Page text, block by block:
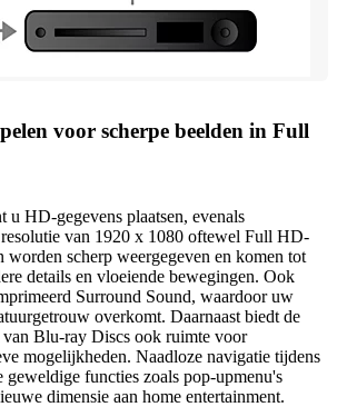
voor scherpe beelden in Full
HD-gegevens plaatsen, evenals
van 1920 x 1080 oftewel Full HD-
worden scherp weergegeven en komen tot
details en vloeiende bewegingen. Ook
Surround Sound, waardoor uw
overkomt. Daarnaast biedt de
van Blu-ray Discs ook ruimte voor
mogelijkheden. Naadloze navigatie tijdens
geweldige functies zoals pop-upmenu's
dimensie aan home entertainment.